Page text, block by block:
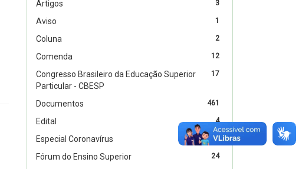
3
Artigos
1
Aviso
2
Coluna
12
Comenda
17
Congresso Brasileiro da Educação Superior
Particular - CBESP
461
Documentos
4
Edital
54
Especial Coronavírus
24
Fórum do Ensino Superior